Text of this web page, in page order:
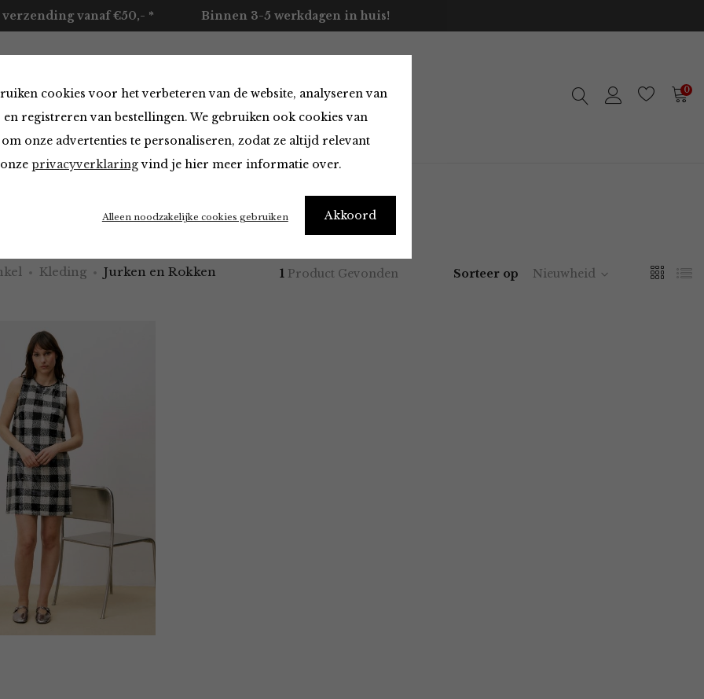
cookies voor het verbeteren van de website, analyseren van
en registreren van bestellingen. We gebruiken ook cookies van
onze advertenties te personaliseren, zodat ze altijd relevant
privacyverklaringvind je hier meer informatie over.
Akkoord
Alleen noodzakelijke cookies gebruiken
verzending vanaf €50,- * Binnen 3-5 werkdagen in huis!
Merken Over ons Contact 0
Rokken in het zwart
Kleding Jurken en Rokken 1 Product Gevonden Sorteer op Nieuwheid